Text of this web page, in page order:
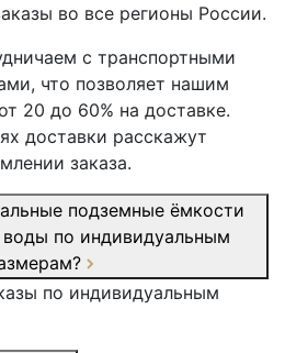
во все регионы России.
с транспортными
что позволяет нашим
20 до 60% на доставке.
доставки расскажут
заказа.
подземные ёмкости
воды по индивидуальным
по индивидуальным